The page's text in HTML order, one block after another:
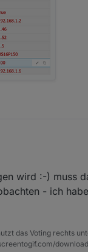
geändert werden
usg erweiterst
haben. Das meinte
wird :-) muss
- ich
das Voting rechts